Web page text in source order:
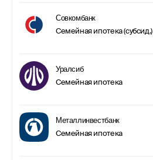
Совкомбанк
Семейная ипотека (субсид.)
Уралсиб
Семейная ипотека
Металлинвестбанк
Семейная ипотека